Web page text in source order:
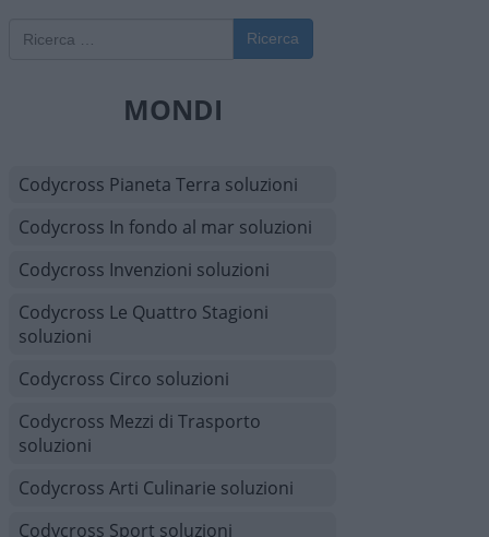
Ricerca
MONDI
Codycross Pianeta Terra soluzioni
Codycross In fondo al mar soluzioni
Codycross Invenzioni soluzioni
Codycross Le Quattro Stagioni
soluzioni
Codycross Circo soluzioni
Codycross Mezzi di Trasporto
soluzioni
Codycross Arti Culinarie soluzioni
Codycross Sport soluzioni